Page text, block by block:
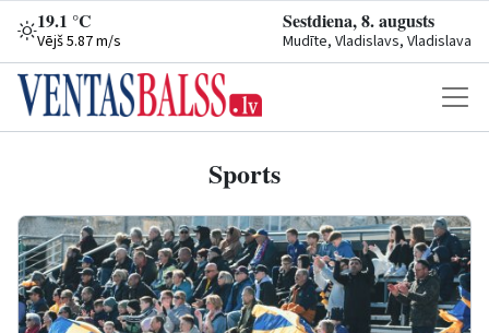
19.1 °C
Vējš 5.87 m/s
Sestdiena, 8. augusts
Mudīte, Vladislavs, Vladislava
Sports